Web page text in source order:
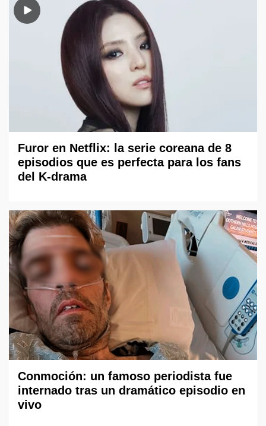
Furor en Netflix: la serie coreana de 8
episodios que es perfecta para los fans
del K-drama
Conmoción: un famoso periodista fue
internado tras un dramático episodio en
vivo